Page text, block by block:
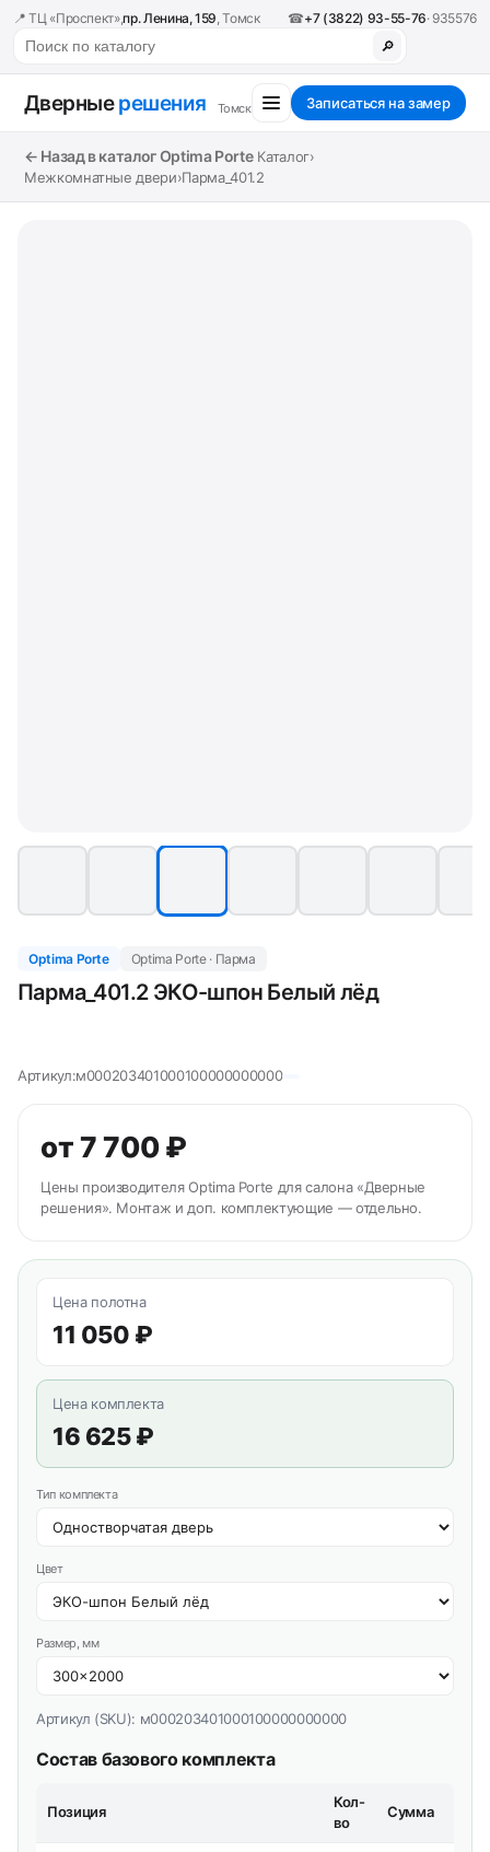
📍 ТЦ «Проспект»,пр. Ленина, 159, Томск ☎+7 (3822) 93-55-76· 935576
🔎
Дверныерешения Томск Записаться на замер
← Назад в каталог Optima Porte Каталог›
Межкомнатные двери›Парма_401.2
Optima Porte Optima Porte · Парма
Парма_401.2 ЭКО-шпон Белый лёд
Артикул:м000203401000100000000000
от 7 700 ₽
Цены производителя Optima Porte для салона «Дверные
решения». Монтаж и доп. комплектующие — отдельно.
Цена полотна
11 050 ₽
Цена комплекта
16 625 ₽
Тип комплекта
Цвет
Размер, мм
Артикул (SKU): м000203401000100000000000
Состав базового комплекта
Позиция
Кол-
во
Сумма